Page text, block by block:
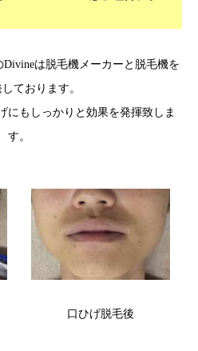
は脱毛機メーカーと脱毛機を
ております。
にもしっかりと効果を発揮致しま
す。
口ひげ脱毛後